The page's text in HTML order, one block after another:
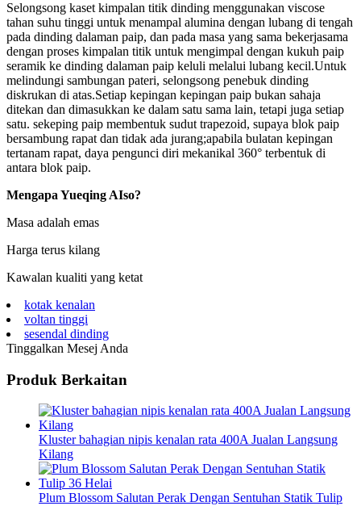
Selongsong kaset kimpalan titik dinding menggunakan viscose
tahan suhu tinggi untuk menampal alumina dengan lubang di tengah
pada dinding dalaman paip, dan pada masa yang sama bekerjasama
dengan proses kimpalan titik untuk mengimpal dengan kukuh paip
seramik ke dinding dalaman paip keluli melalui lubang kecil.Untuk
melindungi sambungan pateri, selongsong penebuk dinding
diskrukan di atas.Setiap kepingan kepingan paip bukan sahaja
ditekan dan dimasukkan ke dalam satu sama lain, tetapi juga setiap
satu. sekeping paip membentuk sudut trapezoid, supaya blok paip
bersambung rapat dan tidak ada jurang;apabila bulatan kepingan
tertanam rapat, daya pengunci diri mekanikal 360° terbentuk di
antara blok paip.
Mengapa Yueqing AIso?
Masa adalah emas
Harga terus kilang
Kawalan kualiti yang ketat
kotak kenalan
voltan tinggi
sesendal dinding
Tinggalkan Mesej Anda
Produk Berkaitan
Kluster bahagian nipis kenalan rata 400A Jualan Langsung
Kilang
Plum Blossom Salutan Perak Dengan Sentuhan Statik Tulip